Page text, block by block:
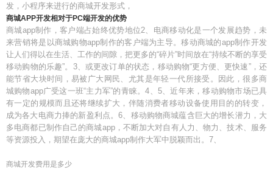
发，小程序来进行的商城开发形式，
商城APP开发相对于PC端开发的优势
商城app制作，客户端占始终优势地位2、电商移动化是一个发展趋势，未
来营销将是以商城购物app制作的客户端为主导。移动商城的app制作开发
让人们得以在生活、工作的间隙，把更多的“碎片”时间放在“持续不断的享受
移动购物的乐趣”。3、或更改订单的状态，移动购物“更方便、更快速”，还
能节省大块时间，易被广大网民、尤其是年轻一代所接受。因此，很多商
城购物app广受这一班“主力军”的青睐。4、5、近年来，移动购物市场已具
有一定的规模而且还将继续扩大，伴随消费者移动设备使用目的的转变，
成为各大电商力捧的新盈利点。6、移动购物商城蕴含巨大的增长潜力，大
多电商都已制作自己的商城app，不断加大对自有人力、物力、技术、服务
等资源投入，期望在庞大的商城app制作大军中脱颖而出。7、
商城开发费用是多少